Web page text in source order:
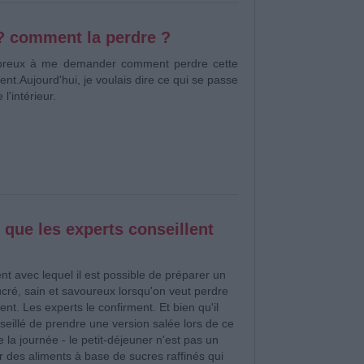
comment la perdre ?
à me demander comment perdre cette
Aujourd'hui, je voulais dire ce qui se passe
l'intérieur.
les experts conseillent
avec lequel il est possible de préparer un
sain et savoureux lorsqu'on veut perdre
Les experts le confirment. Et bien qu'il
de prendre une version salée lors de ce
la journée - le petit-déjeuner n'est pas un
des aliments à base de sucres raffinés qui